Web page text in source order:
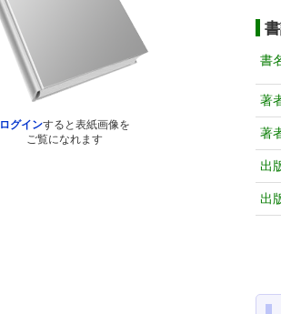
ログインすると表紙画像を
ご覧になれます
書
著
著
出
出